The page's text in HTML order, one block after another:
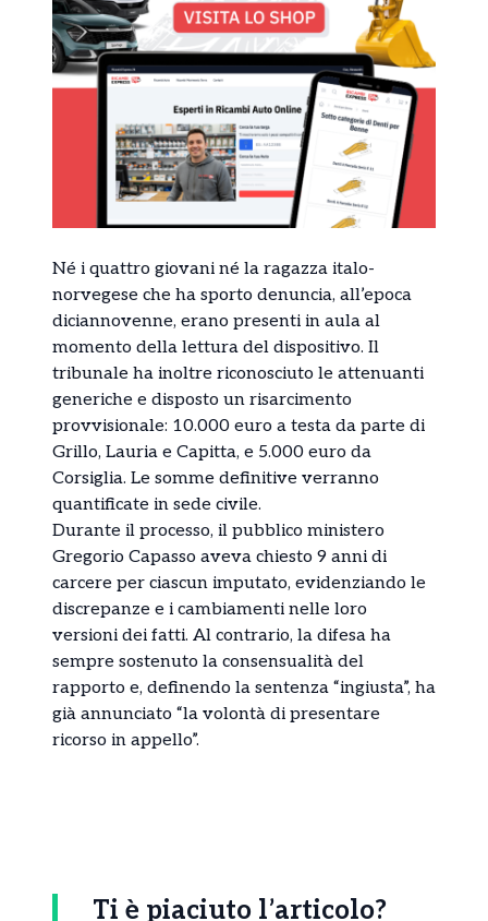
Né i quattro giovani né la ragazza italo-
norvegese che ha sporto denuncia, all’epoca
diciannovenne, erano presenti in aula al
momento della lettura del dispositivo. Il
tribunale ha inoltre riconosciuto le attenuanti
generiche e disposto un risarcimento
provvisionale: 10.000 euro a testa da parte di
Grillo, Lauria e Capitta, e 5.000 euro da
Corsiglia. Le somme definitive verranno
quantificate in sede civile.
Durante il processo, il pubblico ministero
Gregorio Capasso aveva chiesto 9 anni di
carcere per ciascun imputato, evidenziando le
discrepanze e i cambiamenti nelle loro
versioni dei fatti. Al contrario, la difesa ha
sempre sostenuto la consensualità del
rapporto e, definendo la sentenza “ingiusta”, ha
già annunciato “la volontà di presentare
ricorso in appello”.
Ti è piaciuto l’articolo?